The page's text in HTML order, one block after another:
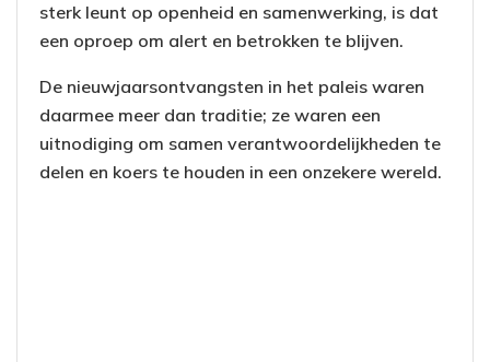
sterk leunt op openheid en samenwerking, is dat
een oproep om alert en betrokken te blijven.
De nieuwjaarsontvangsten in het paleis waren
daarmee meer dan traditie; ze waren een
uitnodiging om samen verantwoordelijkheden te
delen en koers te houden in een onzekere wereld.